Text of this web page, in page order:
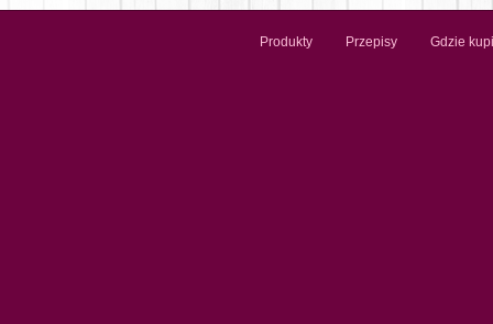
Produkty Przepisy Gdzie